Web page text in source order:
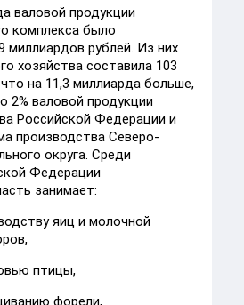
валовой продукции
комплекса было
миллиардов рублей. Из них
хозяйства составила 103
на 11,3 миллиарда больше,
2% валовой продукции
Российской Федерации и
производства Северо-
округа. Среди
Федерации
занимает:
яиц и молочной
птицы,
форели,